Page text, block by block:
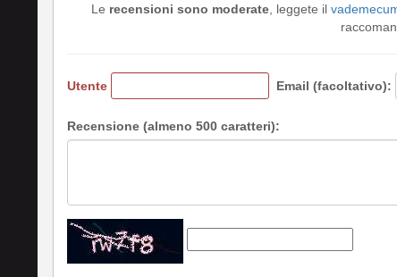
Le recensioni sono moderate , leggete il
Utente Email (facoltativo):
Recensione (almeno 500 caratteri):